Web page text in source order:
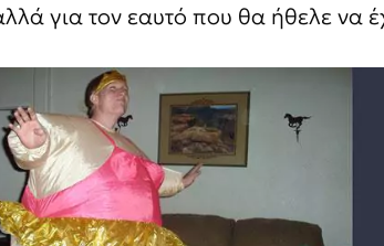
για τον εαυτό που θα ήθελε να